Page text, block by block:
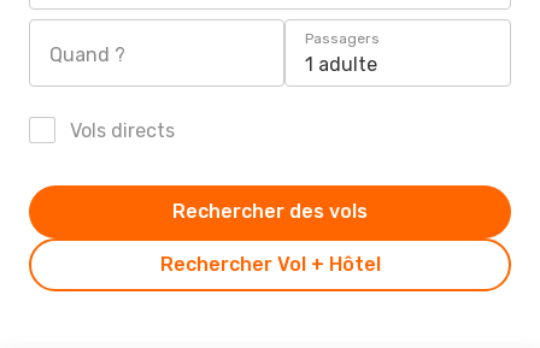
Quand ?
Passagers
1 adulte
Vols directs
Rechercher Vol + Hôtel
Rechercher des vols